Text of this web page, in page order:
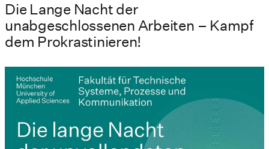
Die Lange Nacht der
unabgeschlossenen Arbeiten – Kampf
dem Prokrastinieren!